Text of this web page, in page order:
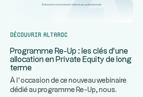
Découvrir Altaroc
Programme Re-Up : les clés d’une
allocation en Private Equity de long
terme
À l’occasion de ce nouveau webinaire
dédié au programme Re-Up, nous